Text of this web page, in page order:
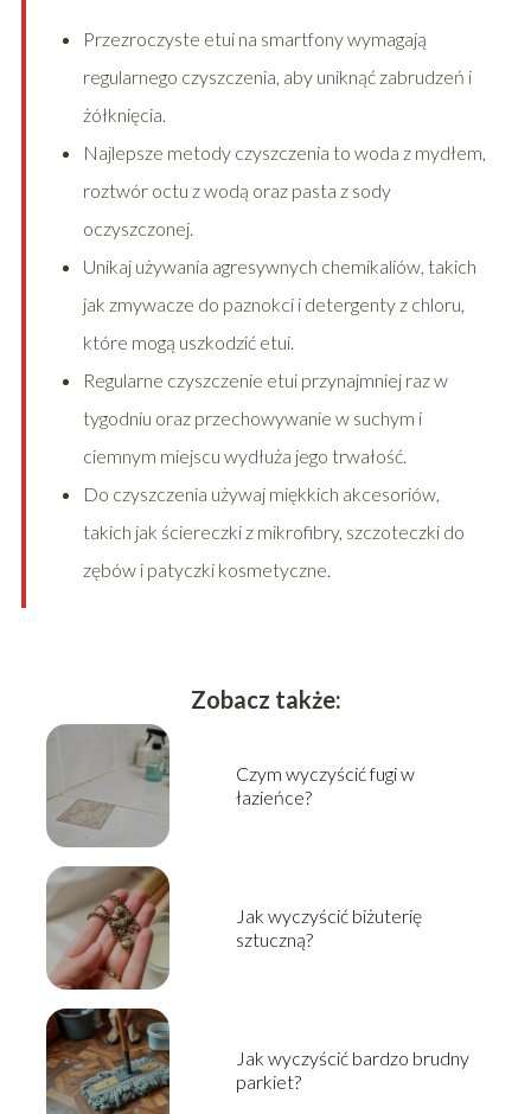
Przezroczyste etui na smartfony wymagają
regularnego czyszczenia, aby uniknąć zabrudzeń i
żółknięcia.
Najlepsze metody czyszczenia to woda z mydłem,
roztwór octu z wodą oraz pasta z sody
oczyszczonej.
Unikaj używania agresywnych chemikaliów, takich
jak zmywacze do paznokci i detergenty z chloru,
które mogą uszkodzić etui.
Regularne czyszczenie etui przynajmniej raz w
tygodniu oraz przechowywanie w suchym i
ciemnym miejscu wydłuża jego trwałość.
Do czyszczenia używaj miękkich akcesoriów,
takich jak ściereczki z mikrofibry, szczoteczki do
zębów i patyczki kosmetyczne.
Zobacz także:
Czym wyczyścić fugi w
łazieńce?
Jak wyczyścić biżuterię
sztuczną?
Jak wyczyścić bardzo brudny
parkiet?